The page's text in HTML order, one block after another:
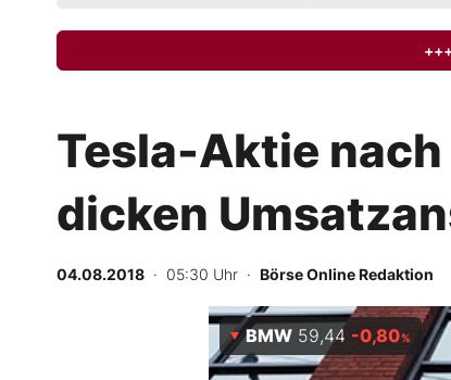
Finanz-Check
Abo & Shop
BO-Musterdepots
Experten
Tesla-Aktie
dicken
04.08.2018 · 05:30 Uhr · Börse Online Redaktion
BMW 59,44 -0,80%